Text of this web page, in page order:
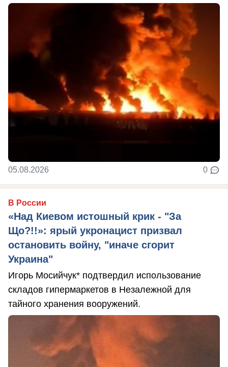
05.08.2026 0
В России
«Над Киевом истошный крик - "За
Що?!!»: ярый укронацист призвал
остановить войну, "иначе сгорит
Украина"
Игорь Мосийчук* подтвердил использование
складов гипермаркетов в Незалежной для
тайного хранения вооружений.